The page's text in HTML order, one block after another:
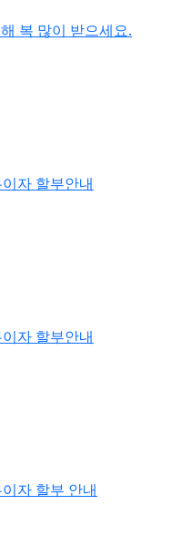
복 많이 받으세요.
자 할부안내
자 할부안내
자 할부 안내